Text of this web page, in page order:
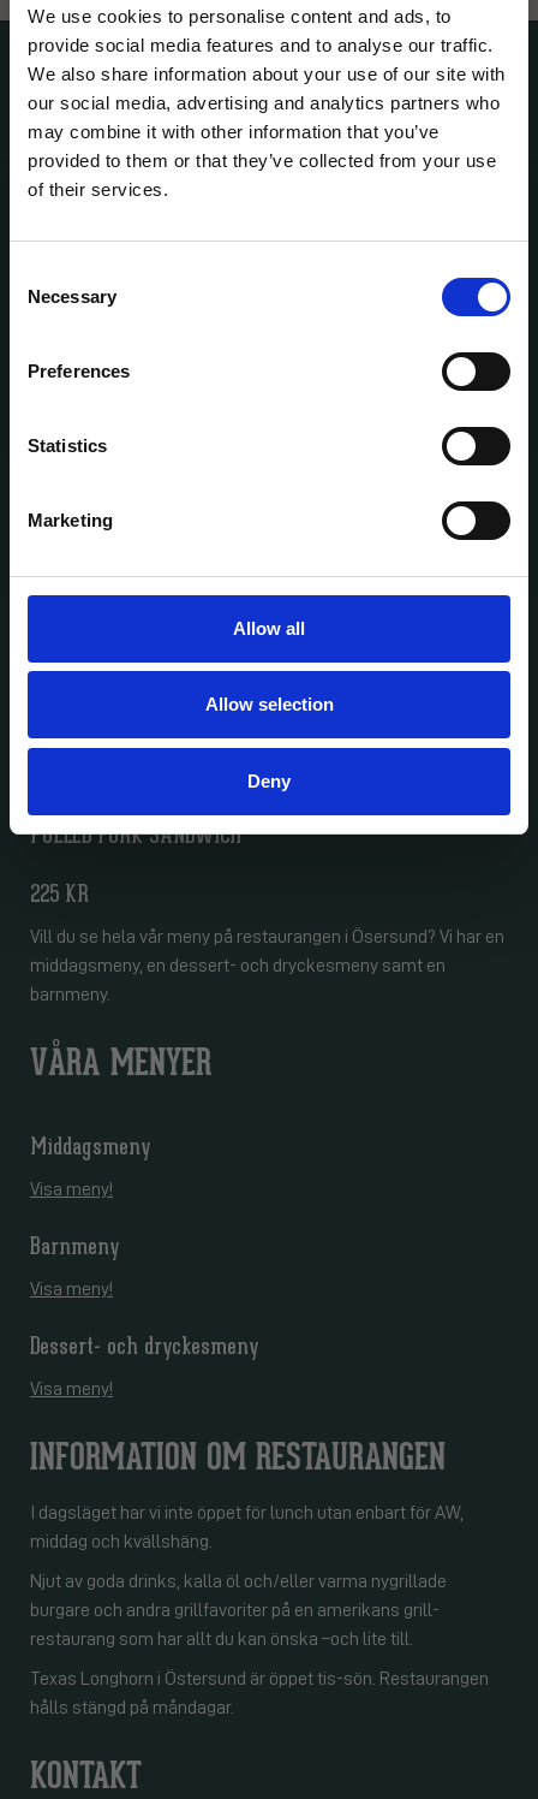
We use cookies to personalise content and ads, to
provide social media features and to analyse our traffic.
We also share information about your use of our site with
our social media, advertising and analytics partners who
may combine it with other information that you’ve
provided to them or that they’ve collected from your use
of their services.
Selection
Necessary
Preferences
Statistics
Marketing
Allow all
Allow selection
Deny
FAVORITER FRÅN MENYN I ÖSTERSUND:
Här har vi samlat några av våra favoriter från grillen i
Östersund:
BBQ RIBS
265 kr
THE UGLY AMERICAN BURGER
HALF GRATINATED LOBSTER
275 KR
PULLED PORK SANDWICH
225 KR
Vill du se hela vår meny på restaurangen i Ösersund? Vi har en
middagsmeny, en dessert- och dryckesmeny samt en
barnmeny.
VÅRA MENYER
Middagsmeny
Visa meny!
Barnmeny
Visa meny!
Dessert- och dryckesmeny
Visa meny!
INFORMATION OM RESTAURANGEN
I dagsläget har vi inte öppet för lunch utan enbart för AW,
middag och kvällshäng.
Njut av goda drinks, kalla öl och/eller varma nygrillade
burgare och andra grillfavoriter på en amerikans grill-
restaurang som har allt du kan önska –och lite till.
Texas Longhorn i Östersund är öppet tis-sön. Restaurangen
hålls stängd på måndagar.
KONTAKT